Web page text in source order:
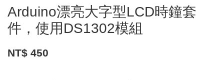
Arduino漂亮大字型LCD時鐘套
件，使用DS1302模組
NT$ 450